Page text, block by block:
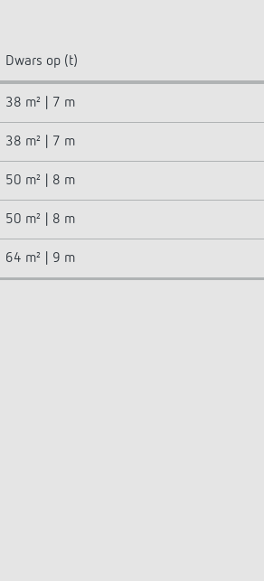
Dwars op (t)
38 m² | 7 m
38 m² | 7 m
50 m² | 8 m
50 m² | 8 m
64 m² | 9 m